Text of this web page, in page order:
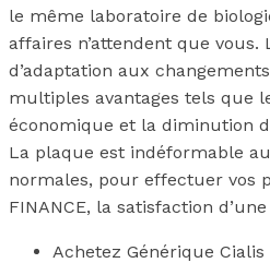
le même laboratoire de
affaires n’attendent que vous.
d’adaptation aux
multiples avantages tels que
économique et la diminution
La plaque est indéformable
normales, pour effectuer vos
FINANCE, la satisfaction
Achetez Générique Cialis